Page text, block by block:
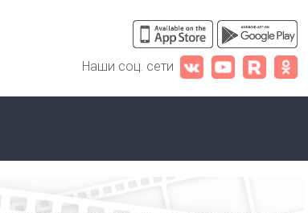
Наши соц. сети